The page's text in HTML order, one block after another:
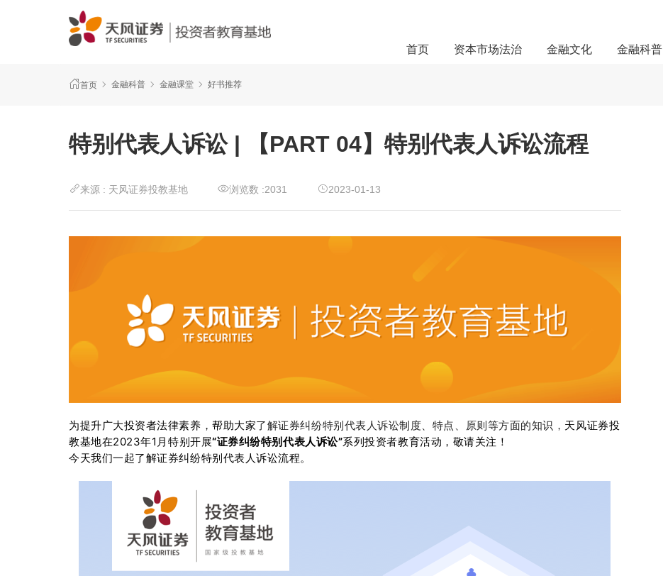
首页 资本市场法治 金融文化 金融科普
首页 金融科普 金融课堂 好书推荐
特别代表人诉讼 | 【PART 04】特别代表人诉讼流程
来源 : 天风证券投教基地 浏览数 :2031 2023-01-13
为提升广大投资者法律素养，帮助大家了解证券纠纷特别代表人诉讼制度、特点、原则等方面的知识， 天风证券投
教基地在2023年1月特别开展“证券纠纷特别代表人诉讼”系列投资者教育活动 ， 敬请关注！
今天我们一起了解证券纠纷特别代表人诉讼流程。